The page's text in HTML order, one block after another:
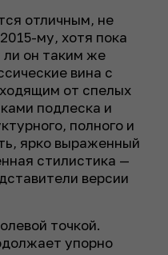
отличным, не
му, хотя пока
он таким же
вина с
от спелых
подлеска и
полного и
ярко выраженный
стилистика —
версии
точкой.
упорно